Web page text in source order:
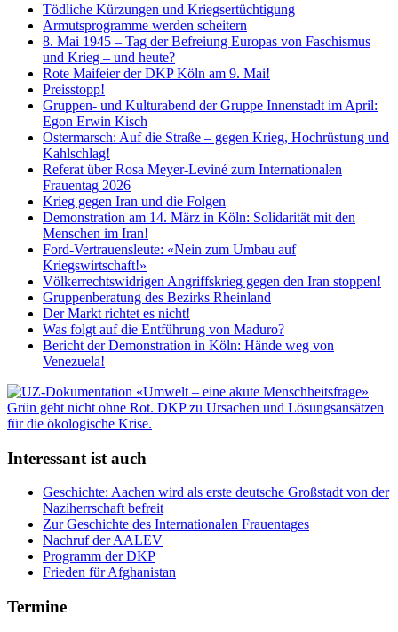
Tödliche Kürzungen und Kriegsertüchtigung
Armutsprogramme werden scheitern
8. Mai 1945 – Tag der Befreiung Europas von Faschismus
und Krieg – und heute?
Rote Maifeier der DKP Köln am 9. Mai!
Preisstopp!
Gruppen- und Kulturabend der Gruppe Innenstadt im April:
Egon Erwin Kisch
Ostermarsch: Auf die Straße – gegen Krieg, Hochrüstung und
Kahlschlag!
Referat über Rosa Meyer-Leviné zum Internationalen
Frauentag 2026
Krieg gegen Iran und die Folgen
Demonstration am 14. März in Köln: Solidarität mit den
Menschen im Iran!
Ford-Vertrauensleute: «Nein zum Umbau auf
Kriegswirtschaft!»
Völkerrechtswidrigen Angriffskrieg gegen den Iran stoppen!
Gruppenberatung des Bezirks Rheinland
Der Markt richtet es nicht!
Was folgt auf die Entführung von Maduro?
Bericht der Demonstration in Köln: Hände weg von
Venezuela!
Interessant ist auch
Geschichte: Aachen wird als erste deutsche Großstadt von der
Naziherrschaft befreit
Zur Geschichte des Internationalen Frauentages
Nachruf der AALEV
Programm der DKP
Frieden für Afghanistan
Termine